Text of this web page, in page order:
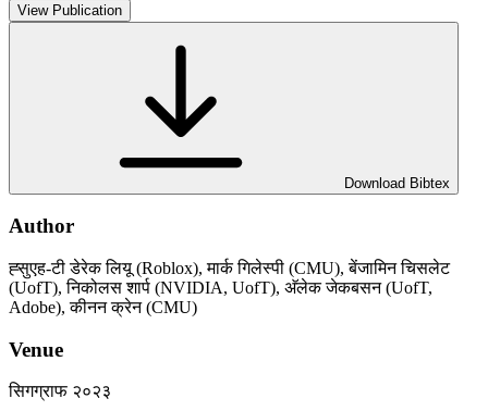
View Publication
Download Bibtex
Author
ह्सुएह-टी डेरेक लियू (Roblox), मार्क गिलेस्पी (CMU), बेंजामिन चिसलेट
(UofT), निकोलस शार्प (NVIDIA, UofT), अ‍ॅलेक जेकबसन (UofT,
Adobe), कीनन क्रेन (CMU)
Venue
सिगग्राफ २०२३